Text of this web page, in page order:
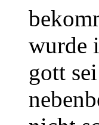
wurde
gott